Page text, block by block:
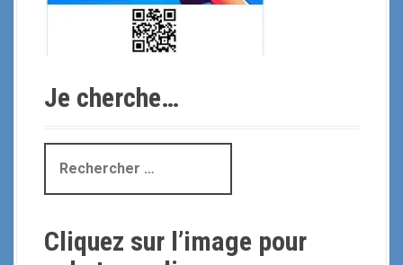
Je cherche…
c
e
Cliquez sur l’image pour